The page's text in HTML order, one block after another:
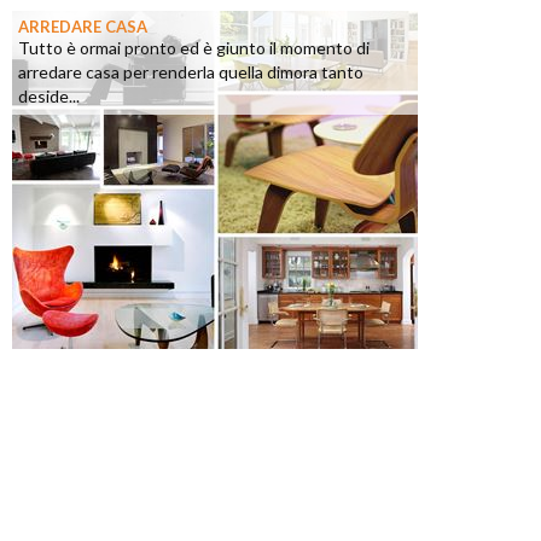
ARREDARE CASA
Tutto è ormai pronto ed è giunto il momento di
arredare casa per renderla quella dimora tanto
deside...